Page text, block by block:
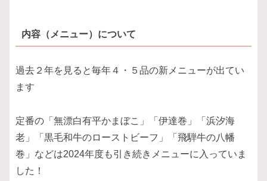
内容（メニュー）について
過去２年を見ると毎年４・５品の新メニューが出てい
ます
定番の「無漂白有平かまぼこ」「伊達巻」「浜汐海
老」「黒毛和牛のローストビーフ」「飛騨牛の八幡
巻」などは2024年度も引き続きメニューに入っていま
した！